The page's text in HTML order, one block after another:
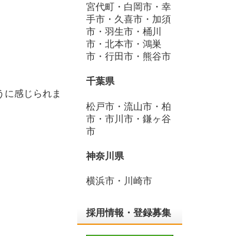
感じられま
宮代町・白岡市・幸
手市・久喜市・加須
市・羽生市・桶川
市・北本市・鴻巣
市・行田市・熊谷市
千葉県
松戸市・流山市・柏
市・市川市・鎌ヶ谷
市
神奈川県
横浜市・川崎市
採用情報・登録募集